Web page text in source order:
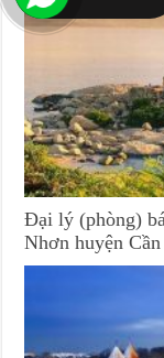
Đại lý (phòng)
Nhơn huyện